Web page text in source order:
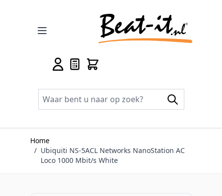
Home
/ Ubiquiti NS-5ACL Networks NanoStation AC
Loco 1000 Mbit/s White